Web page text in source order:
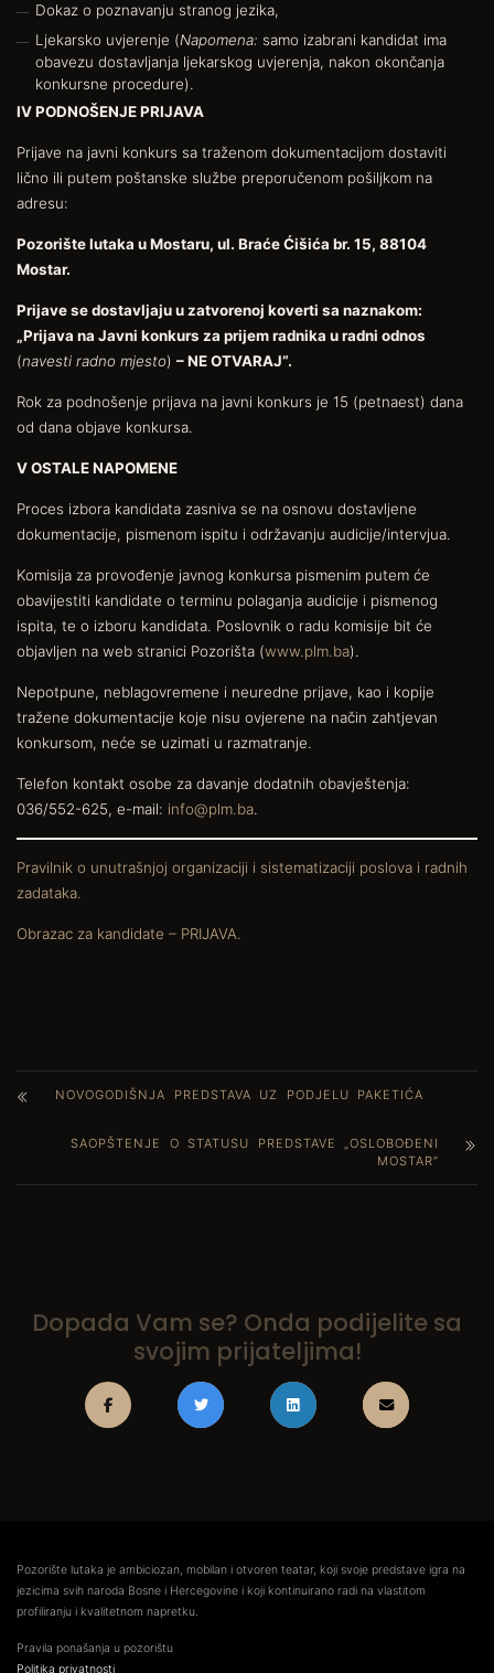
Dokaz o poznavanju stranog jezika,
Ljekarsko uvjerenje (Napomena: samo izabrani kandidat ima
obavezu dostavljanja ljekarskog uvjerenja, nakon okončanja
konkursne procedure).
IV PODNOŠENJE PRIJAVA
Prijave na javni konkurs sa traženom dokumentacijom dostaviti
lično ili putem poštanske službe preporučenom pošiljkom na
adresu:
Pozorište lutaka u Mostaru, ul. Braće Ćišića br. 15, 88104
Mostar.
Prijave se dostavljaju u zatvorenoj koverti sa naznakom:
„Prijava na Javni konkurs za prijem radnika u radni odnos
(navesti radno mjesto) – NE OTVARAJ“.
Rok za podnošenje prijava na javni konkurs je 15 (petnaest) dana
od dana objave konkursa.
V OSTALE NAPOMENE
Proces izbora kandidata zasniva se na osnovu dostavljene
dokumentacije, pismenom ispitu i održavanju audicije/intervjua.
Komisija za provođenje javnog konkursa pismenim putem će
obavijestiti kandidate o terminu polaganja audicije i pismenog
ispita, te o izboru kandidata. Poslovnik o radu komisije bit će
objavljen na web stranici Pozorišta (www.plm.ba).
Nepotpune, neblagovremene i neuredne prijave, kao i kopije
tražene dokumentacije koje nisu ovjerene na način zahtjevan
konkursom, neće se uzimati u razmatranje.
Telefon kontakt osobe za davanje dodatnih obavještenja:
036/552-625, e-mail: info@plm.ba.
Pravilnik o unutrašnjoj organizaciji i sistematizaciji poslova i radnih
zadataka.
Obrazac za kandidate – PRIJAVA.
NOVOGODIŠNJA PREDSTAVA UZ PODJELU PAKETIĆA
SAOPŠTENJE O STATUSU PREDSTAVE „OSLOBOĐENI
MOSTAR”
Dopada Vam se? Onda podijelite sa
svojim prijateljima!
Pozorište lutaka je ambiciozan, mobilan i otvoren teatar, koji svoje predstave igra na
jezicima svih naroda Bosne i Hercegovine i koji kontinuirano radi na vlastitom
profiliranju i kvalitetnom napretku.
Pravila ponašanja u pozorištu
Politika privatnosti